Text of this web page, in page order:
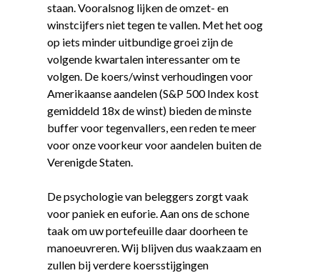
staan. Vooralsnog lijken de omzet- en
winstcijfers niet tegen te vallen. Met het oog
op iets minder uitbundige groei zijn de
volgende kwartalen interessanter om te
volgen. De koers/winst verhoudingen voor
Amerikaanse aandelen (S&P 500 Index kost
gemiddeld 18x de winst) bieden de minste
buffer voor tegenvallers, een reden te meer
voor onze voorkeur voor aandelen buiten de
Verenigde Staten.
De psychologie van beleggers zorgt vaak
voor paniek en euforie. Aan ons de schone
taak om uw portefeuille daar doorheen te
manoeuvreren. Wij blijven dus waakzaam en
zullen bij verdere koersstijgingen